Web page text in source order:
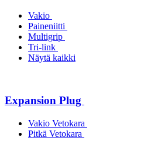
Vakio
Paineniitti
Multigrip
Tri-link
Näytä kaikki
Expansion Plug
Vakio Vetokara
Pitkä Vetokara